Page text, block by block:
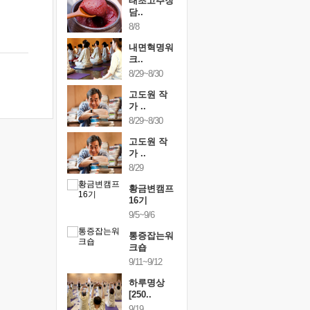
17~10/18
담..
8/8
내면혁명워
크..
8/29~8/30
고도원 작
가 ..
8/29~8/30
고도원 작
가 ..
8/29
황금변캠프
16기
9/5~9/6
통증잡는워
크숍
9/11~9/12
하루명상
[250..